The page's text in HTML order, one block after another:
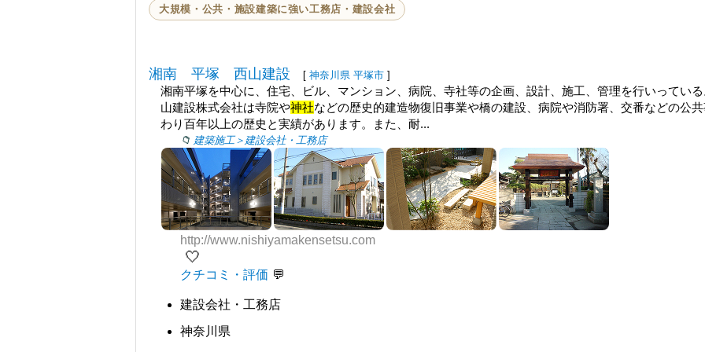
大規模・公共・施設建築に強い工務店・建設会社
湘南 平塚 西山建設 [ 神奈川県 平塚市 ]
湘南平塚を中心に、住宅、ビル、マンション、病院、寺社等の企画、設計、施工、管理を行いってい
山建設株式会社は寺院や神社などの歴史的建造物復旧事業や橋の建設、病院や消防署、交番などの公
わり百年以上の歴史と実績があります。また、耐...
建築施工＞建設会社・工務店
http://www.nishiyamakensetsu.com
🤍
クチコミ・評価
建設会社・工務店
神奈川県